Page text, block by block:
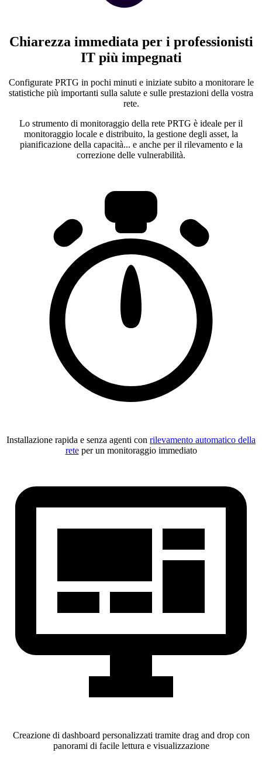
Chiarezza immediata per i professionisti
IT più impegnati
Configurate PRTG in pochi minuti e iniziate subito a monitorare le
statistiche più importanti sulla salute e sulle prestazioni della vostra
rete.
Lo strumento di monitoraggio della rete PRTG è ideale per il
monitoraggio locale e distribuito, la gestione degli asset, la
pianificazione della capacità... e anche per il rilevamento e la
correzione delle vulnerabilità.
Installazione rapida e senza agenti con rilevamento automatico della
reteper un monitoraggio immediato
Creazione di dashboard personalizzati tramite drag and drop con
panorami di facile lettura e visualizzazione